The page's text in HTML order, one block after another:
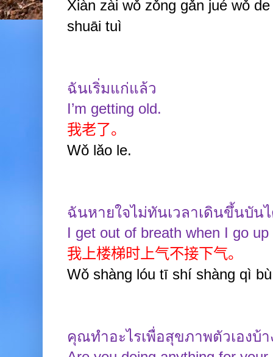
Xiàn zài wǒ zǒng gǎn jué wǒ
shuāi tuì
ฉันเริ่มแก่แล้ว
I’m getting old.
我老了。
Wǒ lǎo le.
ฉันหายใจไม่ทันเวลาเดินขึ้นบัน
I get out of breath when I go up
我上楼梯时上气不接下气。
Wǒ shàng lóu tī shí shàng qì
คุณทำอะไรเพื่อสุขภาพตัวเองบ้า